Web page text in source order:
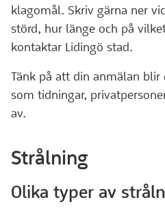
klagomål. Skriv gärna ner
störd, hur länge och på
kontaktar Lidingö stad.
Tänk på att din anmälan
som tidningar,
av.
Strålning
Olika typer av